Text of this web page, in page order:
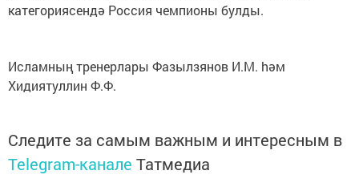
категориясендә Россия чемпионы булды.
Исламның тренерлары Фазылзянов И.М. hәм
Хидиятуллин Ф.Ф.
Следите за самым важным и интересным в
Telegram-канале Татмедиа